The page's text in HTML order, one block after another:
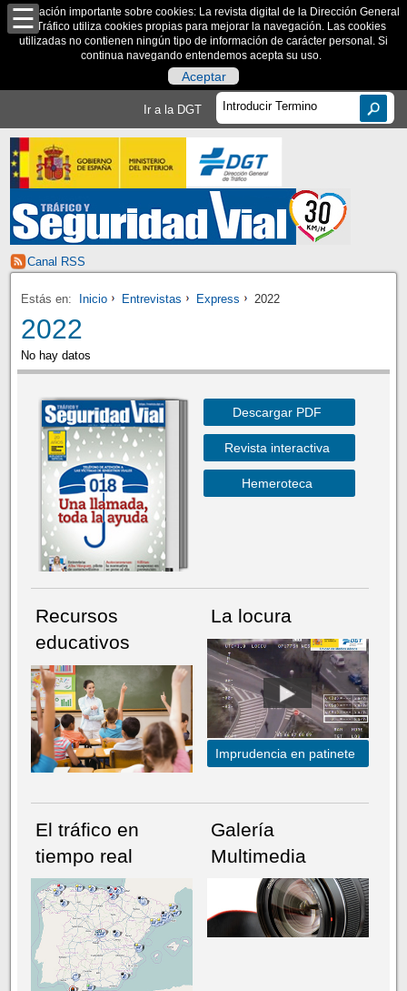
Información importante sobre cookies: La revista digital de la Dirección General
de Tráfico utiliza cookies propias para mejorar la navegación. Las cookies
utilizadas no contienen ningún tipo de información de carácter personal. Si
continua navegando entendemos acepta su uso.
Aceptar
Ir a la DGT
Canal RSS
Estás en: Inicio Entrevistas Express 2022
2022
No hay datos
NÚMERO ACTUALHEMEROTECA
Descargar PDF
Revista interactiva
Hemeroteca
Recursos
educativos
La locura
Imprudencia en patinete
El tráfico en
tiempo real
Galería
Multimedia